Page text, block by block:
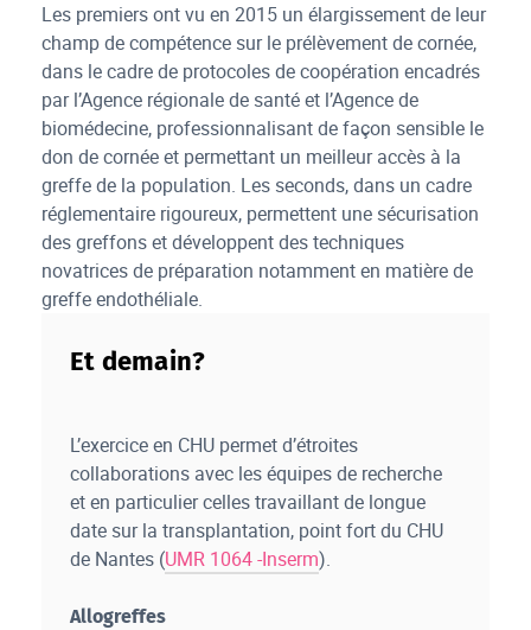
Les premiers ont vu en 2015 un élargissement de leur
champ de compétence sur le prélèvement de cornée,
dans le cadre de protocoles de coopération encadrés
par l’Agence régionale de santé et l’Agence de
biomédecine, professionnalisant de façon sensible le
don de cornée et permettant un meilleur accès à la
greffe de la population. Les seconds, dans un cadre
réglementaire rigoureux, permettent une sécurisation
des greffons et développent des techniques
novatrices de préparation notamment en matière de
greffe endothéliale.
Et demain?
L’exercice en CHU permet d’étroites
collaborations avec les équipes de recherche
et en particulier celles travaillant de longue
date sur la transplantation, point fort du CHU
de Nantes (UMR 1064 -Inserm).
Allogreffes